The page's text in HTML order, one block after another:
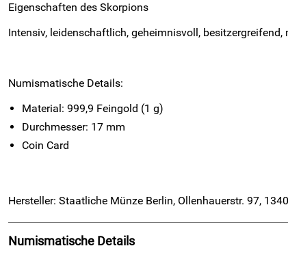
Eigenschaften des Skorpions
Intensiv, leidenschaftlich, geheimnisvoll, besitzergreifend,
Numismatische Details:
Material: 999,9 Feingold (1 g)
Durchmesser: 17 mm
Coin Card
Hersteller: Staatliche Münze Berlin, Ollenhauerstr. 97,
Numismatische Details